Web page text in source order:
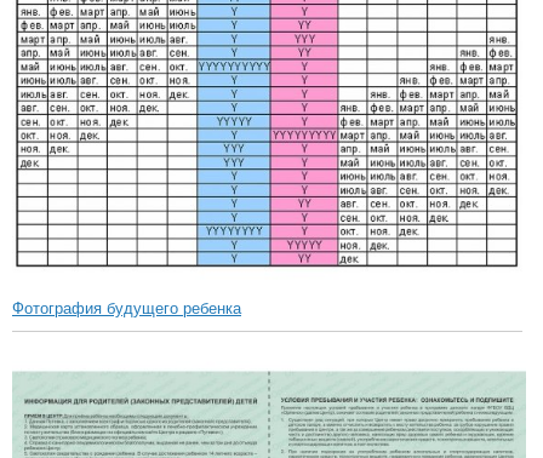
Фотография будущего ребенка